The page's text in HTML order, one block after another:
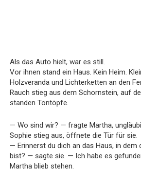
Als das Auto hielt, war es still.
Vor ihnen stand ein Haus. Kein Heim.
Holzveranda und Lichterketten an den
Rauch stieg aus dem Schornstein, auf
standen Tontöpfe.
— Wo sind wir? — fragte Martha,
Sophie stieg aus, öffnete die Tür für sie.
— Erinnerst du dich an das Haus, in dem
bist? — sagte sie. — Ich habe es
Martha blieb stehen.